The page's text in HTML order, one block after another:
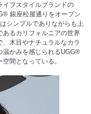
イフスタイルブランドの
銀座松屋通りをオープン
シンプルでありながらも上
るカリフォルニアの世界
木目やナチュラルなカラ
温かみを感じられるUGG®
間となっている。